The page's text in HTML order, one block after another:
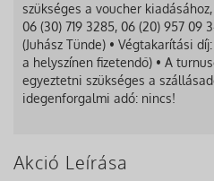
szükséges a voucher
06 (30) 719 3285, 06 (20) 957 09
(Juhász Tünde) • Végtakarítási
a helyszínen fizetendő) • A
egyeztetni szükséges a
idegenforgalmi adó: nincs!
Akció Leírása